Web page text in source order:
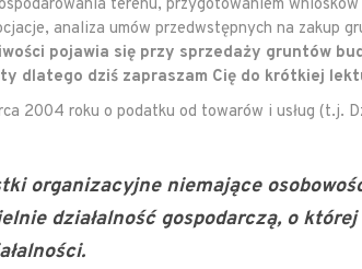
terenu, przygotowaniem
analiza umów przedwstępnych na zakup
pojawia się przy sprzedaży gruntów
dlatego dziś zapraszam Cię do krótkiej
2004 roku o podatku od towarów i usług (t.j.
organizacyjne niemające
działalność gospodarczą, o